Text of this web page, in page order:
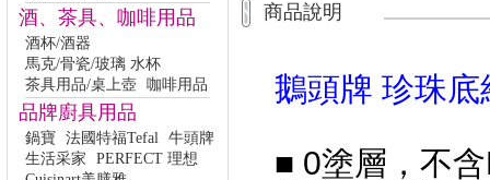
酒、茶具、咖啡用品
酒杯/酒器
馬克/骨瓷/玻璃 水杯
茶具用品/桌上壺 咖啡用品
品牌廚具用品
鍋寶 法國特福Tefal 牛頭牌
生活采家
PERFECT 理想
商品說明
鵝頭牌 珍珠
■ 0塗層，不